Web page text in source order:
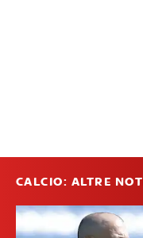
CALCIO: ALTRE